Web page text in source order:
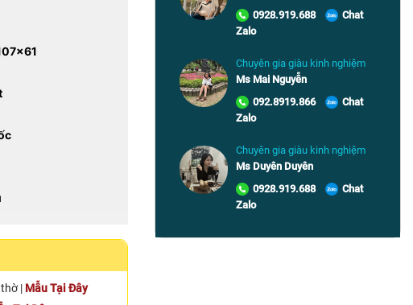
0928.919.688
Chat
Zalo
Chuyên gia giàu kinh nghiệm
Ms Mai Nguyễn
092.8919.866
Chat
Zalo
Chuyên gia giàu kinh nghiệm
Ms Duyên Duyên
0928.919.688
Chat
Zalo
| Mẫu Tại Đây